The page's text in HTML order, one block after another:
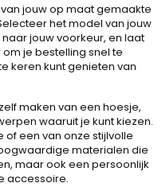
jouw op maat gemaakte
het model van jouw
jouw voorkeur, en laat
je bestelling snel te
keren kunt genieten van
maken van een hoesje,
waaruit je kunt kiezen.
of een van onze stijlvolle
materialen die
maar ook een persoonlijk
accessoire.